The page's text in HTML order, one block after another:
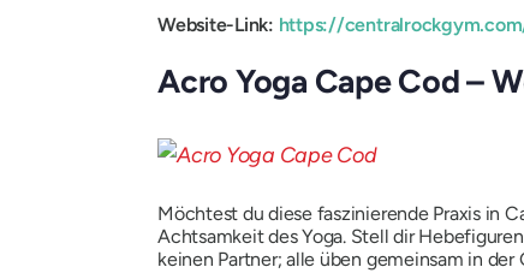
Website-Link: https://
Acro Yoga Cape Cod –
Möchtest du diese faszinierende Praxis in
Achtsamkeit des Yoga. Stell dir
keinen Partner; alle üben gemeinsam in der